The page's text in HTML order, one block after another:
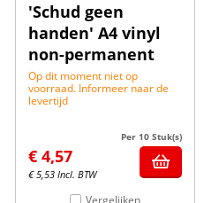
'Schud geen
handen' A4 vinyl
non-permanent
Op dit moment niet op
voorraad. Informeer naar de
levertijd
Per 10 Stuk(s)
€ 4,57
€5,53 Incl. BTW
Vergelijken